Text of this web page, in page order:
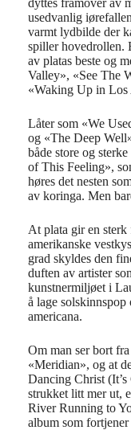
dyttes framover av
usedvanlig
varmt lydbilde der
spiller hovedrollen.
av platas beste og
Valley», «See The
«Waking Up in Los
Låter som «We
og «The Deep
både store og
of This Feeling»,
høres det nesten
av koringa. Men
At plata gir en sterk
amerikanske
grad skyldes den
duften av artister
kunstnermiljøet i
å lage solskinnspop
americana.
Om man ser bort
«Meridian», og at
Dancing Christ
strukket litt mer ut,
River Running to
album som